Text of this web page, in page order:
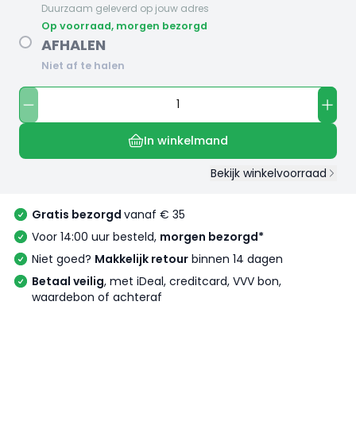
Duurzaam geleverd op jouw adres
op voorraad, morgen bezorgd
AFHALEN
Niet af te halen
In winkelmand
Bekijk winkelvoorraad
Gratis bezorgd vanaf € 35
Voor 14:00 uur besteld, morgen bezorgd*
Niet goed? Makkelijk retour binnen 14 dagen
Betaal veilig, met iDeal, creditcard, VVV bon,
waardebon of achteraf